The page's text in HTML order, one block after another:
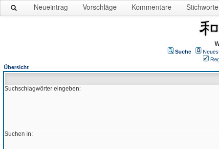
Neueintrag Vorschläge Kommentare Stichworte
Suche
Übersicht
Suchschlagwörter eingeben:
Suchen in: